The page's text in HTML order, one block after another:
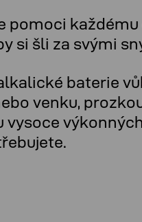
pomoci
si šli za svými
baterie
venku,
vysoce